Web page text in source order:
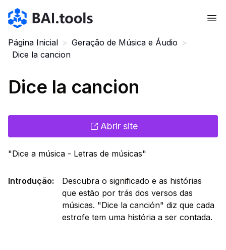
Bai.tools
Página Inicial > Geração de Música e Áudio >
Dice la cancion
Dice la cancion
Abrir site
"Dice a música - Letras de músicas"
Introdução:
Descubra o significado e as histórias
que estão por trás dos versos das
músicas. "Dice la canción" diz que cada
estrofe tem uma história a ser contada.